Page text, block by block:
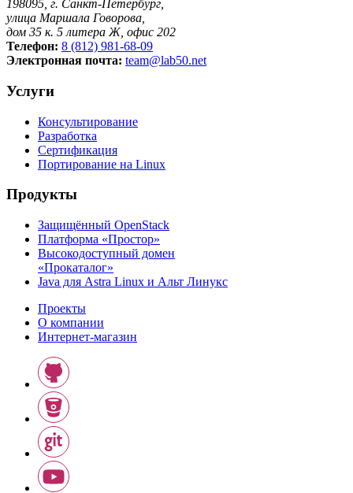
198095, г. Санкт-Петербург,
улица Маршала Говорова,
дом 35 к. 5 литера Ж, офис 202
Телефон: 8 (812) 981-68-09
Электронная почта: team@lab50.net
Услуги
Консультирование
Разработка
Сертификация
Портирование на Linux
Продукты
Защищённый OpenStack
Платформа «Простор»
Высокодоступный домен
«Прокаталог»
Java для Astra Linux и Альт Линукс
Проекты
О компании
Интернет-магазин